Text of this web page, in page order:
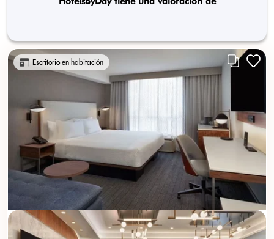
Escritorio en habitación